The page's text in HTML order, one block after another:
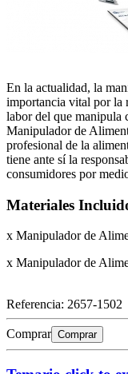
En la actualidad, la
importancia vital por la
labor del que manipula
Manipulador de
profesional de la
tiene ante sí la
consumidores por
Materiales
x Manipulador de
x Manipulador de
Referencia: 2657-1502
Comprar Comprar